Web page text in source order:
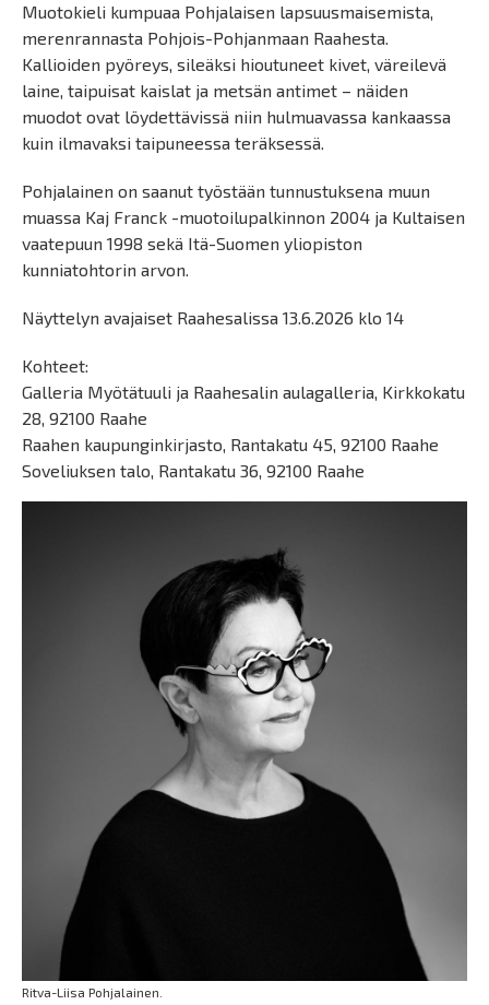
Muotokieli kumpuaa Pohjalaisen lapsuusmaisemista,
merenrannasta Pohjois-Pohjanmaan Raahesta.
Kallioiden pyöreys, sileäksi hioutuneet kivet, väreilevä
laine, taipuisat kaislat ja metsän antimet – näiden
muodot ovat löydettävissä niin hulmuavassa kankaassa
kuin ilmavaksi taipuneessa teräksessä.
Pohjalainen on saanut työstään tunnustuksena muun
muassa Kaj Franck -muotoilupalkinnon 2004 ja Kultaisen
vaatepuun 1998 sekä Itä-Suomen yliopiston
kunniatohtorin arvon.
Näyttelyn avajaiset Raahesalissa 13.6.2026 klo 14
Kohteet:
Galleria Myötätuuli ja Raahesalin aulagalleria, Kirkkokatu
28, 92100 Raahe
Raahen kaupunginkirjasto, Rantakatu 45, 92100 Raahe
Soveliuksen talo, Rantakatu 36, 92100 Raahe
Ritva-Liisa Pohjalainen.